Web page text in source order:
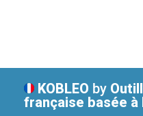
KOBLEO by
française basée